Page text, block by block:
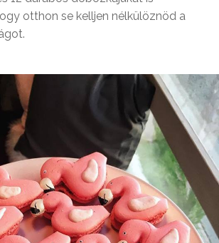
otthon se kelljen nélkülöznöd a